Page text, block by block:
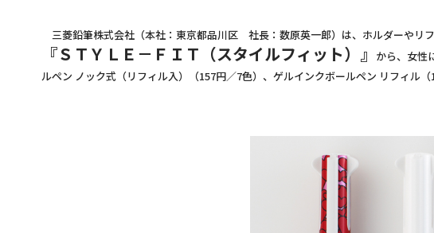
三菱鉛筆株式会社（本社：東京都品川区 社長：数原英一郎）は、ホルダーやリ
『ＳＴＹＬＥ－ＦＩＴ（スタイルフィット）』
から、女性
ルペン ノック式（リフィル入）（157円／7色）、ゲルインクボールペン リフィル